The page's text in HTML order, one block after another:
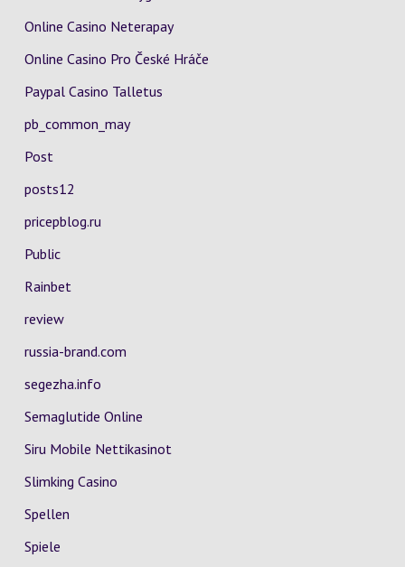
Online Casino Neterapay
Online Casino Pro České Hráče
Paypal Casino Talletus
pb_common_may
Post
posts12
pricepblog.ru
Public
Rainbet
review
russia-brand.com
segezha.info
Semaglutide Online
Siru Mobile Nettikasinot
Slimking Casino
Spellen
Spiele